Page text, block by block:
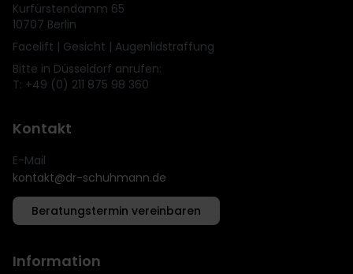
Kurfürstendamm 65
10707 Berlin
Facelift | Gesicht | Augenlidstraffung
Bitte in Düsseldorf anrufen:
T: +49 (0) 211 875 98 360
Kontakt
E-Mail
kontakt@dr-schuhmann.de
Beratungstermin vereinbaren
Information